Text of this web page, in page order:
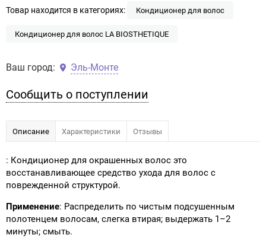
Товар находится в категориях: Кондиционер для волос
Кондиционер для волос LA BIOSTHETIQUE
Ваш город: Эль-Монте
Сообщить о поступлении
Описание Характеристики Отзывы
: Кондиционер для окрашенных волос это
восстанавливающее средство ухода для волос с
поврежденной структурой.
Применение: Распределить по чистым подсушенным
полотенцем волосам, слегка втирая; выдержать 1–2
минуты; смыть.